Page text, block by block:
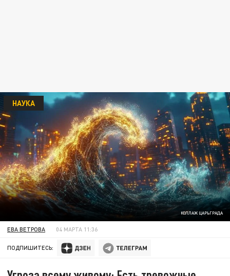
КОЛЛАЖ ЦАРЬГРАДА
НАУКА
ЕВА ВЕТРОВА 04 МАРТА 11:36
ПОДПИШИТЕСЬ: